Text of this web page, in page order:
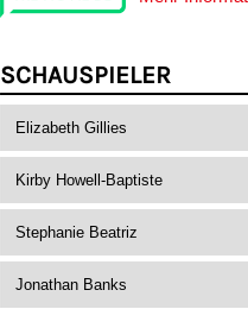
SCHAUSPIELER
Elizabeth Gillies
Kirby Howell-Baptiste
Stephanie Beatriz
Jonathan Banks